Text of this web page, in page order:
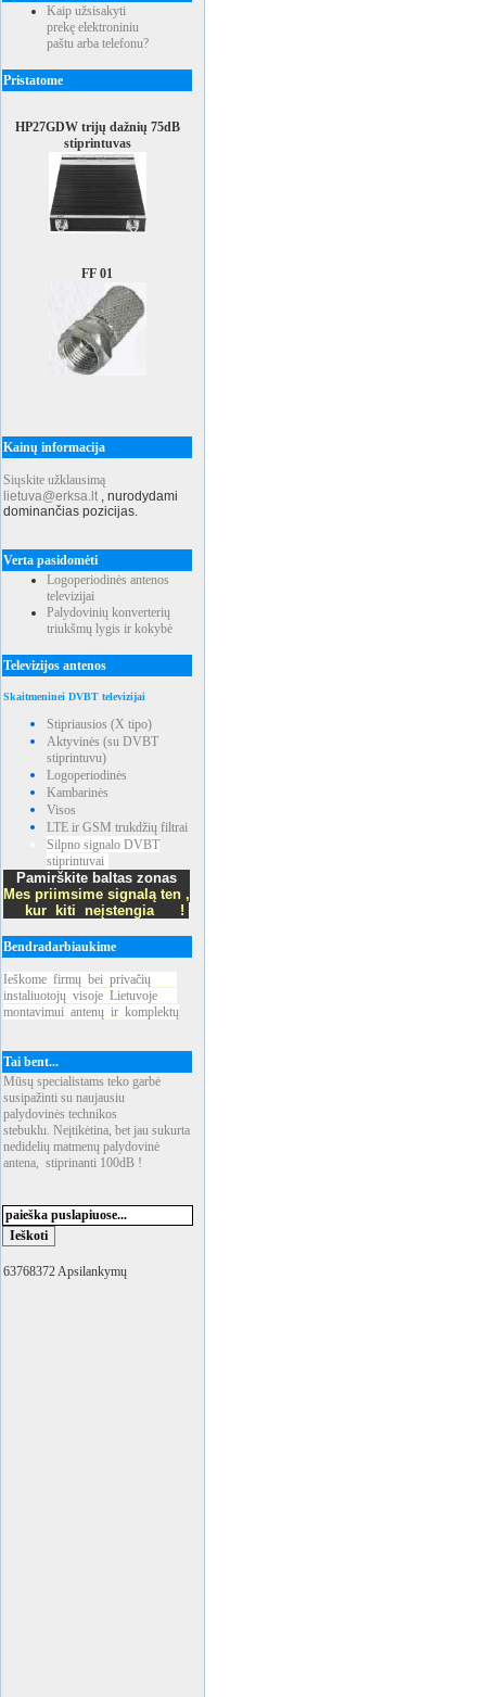
Kaip užsisakyti
prekę elektroniniu
paštu arba telefonu?
Pristatome
HP27GDW trijų dažnių 75dB
stiprintuvas
FF 01
Kainų informacija
Siųskite užklausimą
lietuva@erksa.lt , nurodydami
dominančias pozicijas.
Verta pasidomėti
Logoperiodinės antenos
televizijai
Palydovinių konverterių
triukšmų lygis ir kokybė
Televizijos antenos
Skaitmeninei DVBT televizijai
Stipriausios (X tipo)
Aktyvinės (su DVBT
stiprintuvu)
Logoperiodinės
Kambarinės
Visos
LTE ir GSM trukdžių filtrai
Silpno signalo DVBT
stiprintuvai
Pamirškite baltas zonas
Mes priimsime signalą ten ,
kur kiti neįstengia !
Bendradarbiaukime
Ieškome firmų bei privačių
instaliuotojų visoje Lietuvoje
montavimui antenų ir komplektų
Tai bent...
Mūsų specialistams teko garbė
susipažinti su naujausiu
palydovinės technikos
stebuklu. Neįtikėtina, bet jau sukurta
nedidelių matmenų palydovinė
antena, stiprinanti 100dB !
63768372 Apsilankymų